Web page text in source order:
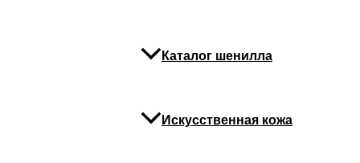
Каталог шенилла
Искусственная кожа